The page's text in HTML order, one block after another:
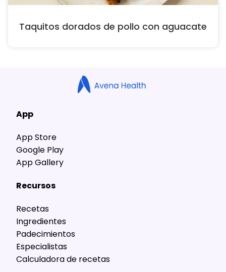
Taquitos dorados de pollo con aguacate
App
App Store
Google Play
App Gallery
Recursos
Recetas
Ingredientes
Padecimientos
Especialistas
Calculadora de recetas